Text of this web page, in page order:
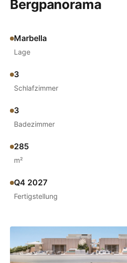
Bergpanorama
Marbella
Lage
3
Schlafzimmer
3
Badezimmer
285
m²
Q4 2027
Fertigstellung